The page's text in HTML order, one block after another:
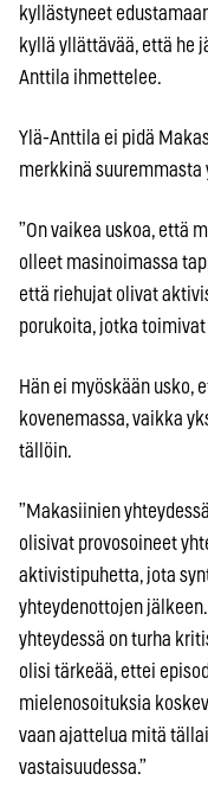
kyllästyneet
kyllä yllättävää, että he
Anttila ihmettelee.
Ylä-Anttila ei pidä
merkkinä
”On vaikea uskoa, että
olleet masinoimassa
että riehujat olivat
porukoita, jotka
Hän ei myöskään
kovenemassa, vaikka
tällöin.
”Makasiinien
olisivat provosoineet
aktivistipuhetta, jota
yhteydenottojen
yhteydessä on turha
olisi tärkeää, ettei
mielenosoituksia
vaan ajattelua mitä
vastaisuudessa.”